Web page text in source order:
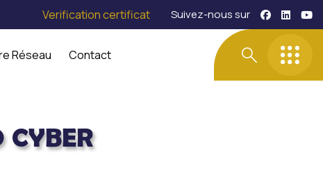
Verification certificat Suivez-nous sur
Réseau Contact
CYBER